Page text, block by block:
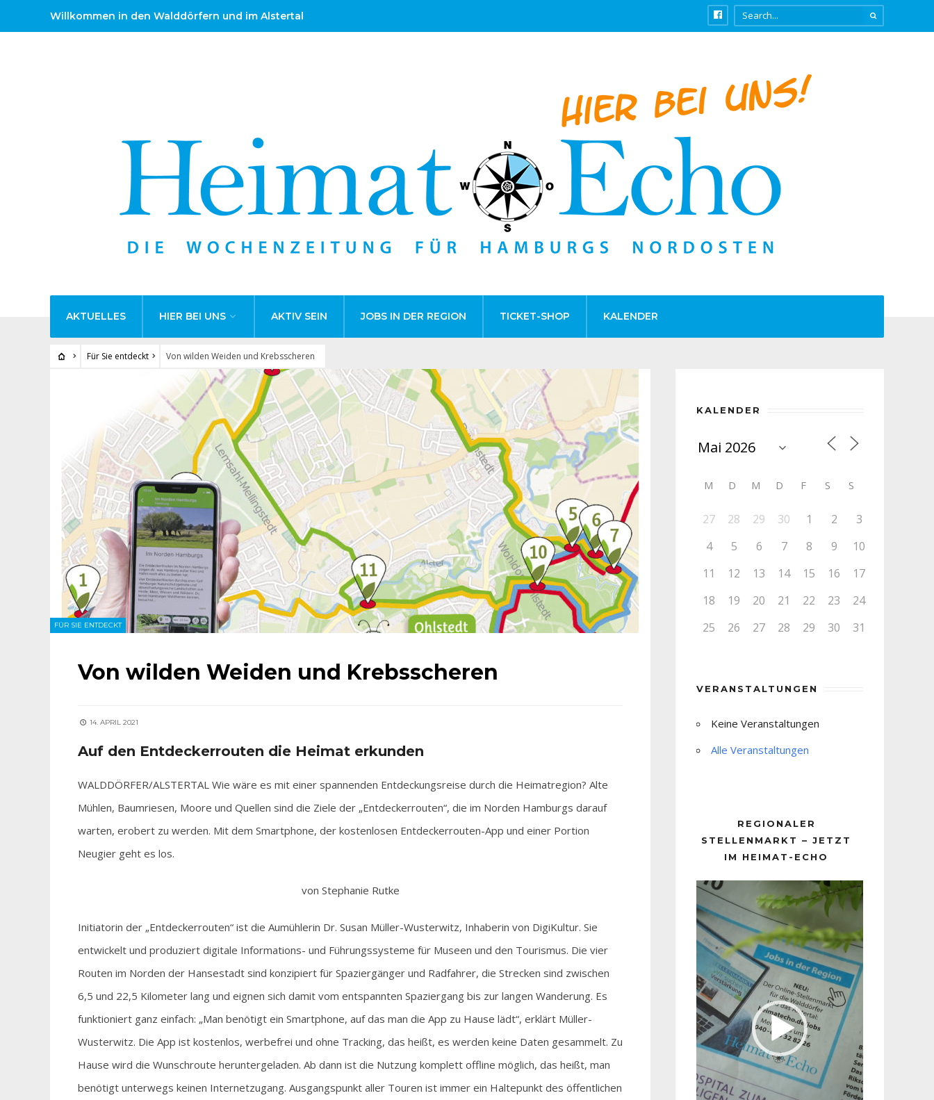
Willkommen in den Walddörfern und im Alstertal
AKTUELLES HIER BEI UNS AKTIV SEIN JOBS IN DER REGION TICKET-SHOP KALENDER
Für Sie entdeckt Von wilden Weiden und Krebsscheren
FÜR SIE ENTDECKT
Von wilden Weiden und Krebsscheren
14. APRIL 2021
Auf den Entdeckerrouten die Heimat erkunden
WALDDÖRFER/ALSTERTAL Wie wäre es mit einer spannenden Entdeckungsreise durch die Heimatregion? Alte
Mühlen, Baumriesen, Moore und Quellen sind die Ziele der „Entdeckerrouten“, die im Norden Hamburgs darauf
warten, erobert zu werden. Mit dem Smartphone, der kostenlosen Entdeckerrouten-App und einer Portion
Neugier geht es los.
von Stephanie Rutke
Initiatorin der „Entdeckerrouten“ ist die Aumühlerin Dr. Susan Müller-Wusterwitz, Inhaberin von DigiKultur. Sie
entwickelt und produziert digitale Informations- und Führungssysteme für Museen und den Tourismus. Die vier
Routen im Norden der Hansestadt sind konzipiert für Spaziergänger und Radfahrer, die Strecken sind zwischen
6,5 und 22,5 Kilometer lang und eignen sich damit vom entspannten Spaziergang bis zur langen Wanderung. Es
funktioniert ganz einfach: „Man benötigt ein Smartphone, auf das man die App zu Hause lädt“, erklärt Müller-
Wusterwitz. Die App ist kostenlos, werbefrei und ohne Tracking, das heißt, es werden keine Daten gesammelt. Zu
Hause wird die Wunschroute heruntergeladen. Ab dann ist die Nutzung komplett offline möglich, das heißt, man
benötigt unterwegs keinen Internetzugang. Ausgangspunkt aller Touren ist immer ein Haltepunkt des öffentlichen
KALENDER
M D M D F S S
27 28 29 30 1 2
3
4
5 6 7 8 9
10
11
12 13 14 15 16
17
18
19 20 21 22 23
24
25
26 27 28 29 30 31
VERANSTALTUNGEN
Keine Veranstaltungen
Alle Veranstaltungen
REGIONALER
STELLENMARKT – JETZT
IM HEIMAT-ECHO
Player